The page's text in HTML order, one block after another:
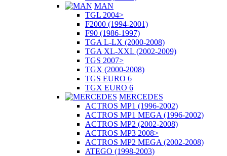
MAN
TGL 2004>
F2000 (1994-2001)
F90 (1986-1997)
TGA L-LX (2000-2008)
TGA XL-XXL (2002-2009)
TGS 2007>
TGX (2000-2008)
TGS EURO 6
TGX EURO 6
MERCEDES
ACTROS MP1 (1996-2002)
ACTROS MP1 MEGA (1996-2002)
ACTROS MP2 (2002-2008)
ACTROS MP3 2008>
ACTROS MP2 MEGA (2002-2008)
ATEGO (1998-2003)